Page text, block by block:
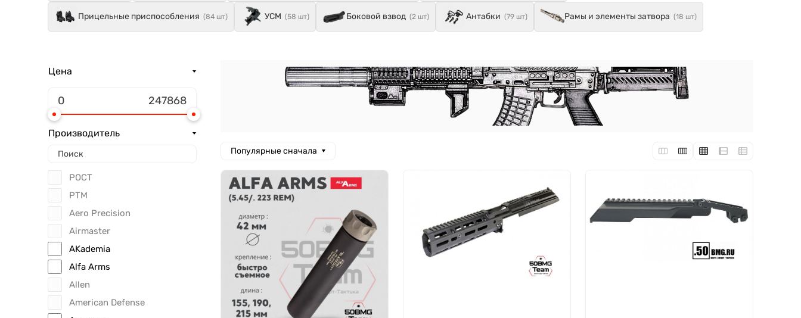
Прицельные приспособления (84 шт) УСМ (58 шт) Боковой взвод (2 шт) Антабки (79 шт) Рамы и элементы затвора (18 шт)
Цена
Производитель
РОСТ
РТМ
Aero Precision
Airmaster
AKademia
Alfa Arms
Allen
American Defense
Популярные сначала